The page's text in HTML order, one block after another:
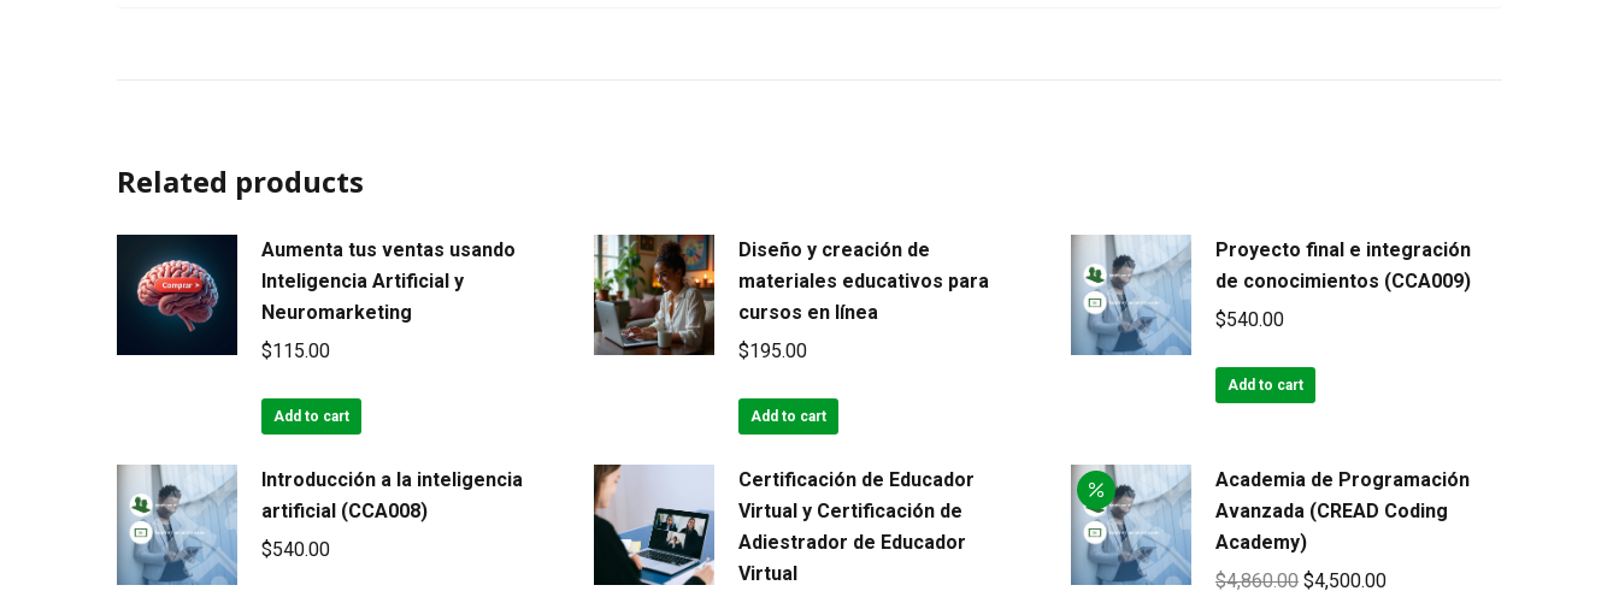
Related products
Aumenta tus ventas usando
Inteligencia Artificial y
Neuromarketing
$115.00
Add to cart
Diseño y creación de
materiales educativos para
cursos en línea
$195.00
Add to cart
Proyecto final e integración
de conocimientos (CCA009)
$540.00
Add to cart
Introducción a la inteligencia
artificial (CCA008)
$540.00
Certificación de Educador
Virtual y Certificación de
Adiestrador de Educador
Virtual
Academia de Programación
Avanzada (CREAD Coding
Academy)
$4,860.00 Original
$4,500.00Current